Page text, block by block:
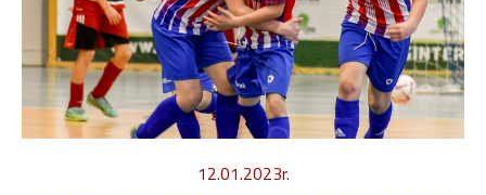
12.01.2023r.